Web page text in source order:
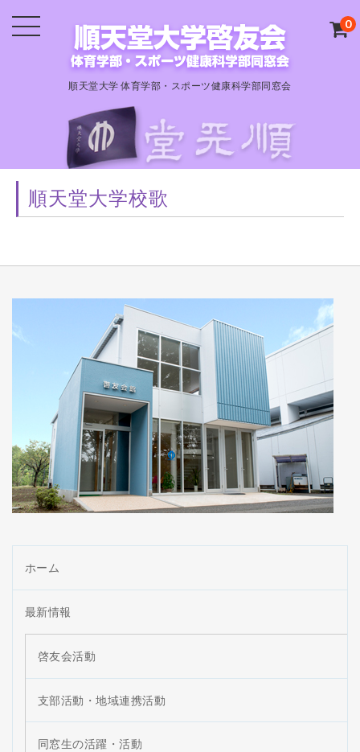
順天堂大学 体育学部・スポーツ健康科学部同窓会
0
順天堂大学校歌
ホーム
最新情報
啓友会活動
支部活動・地域連携活動
同窓生の活躍・活動